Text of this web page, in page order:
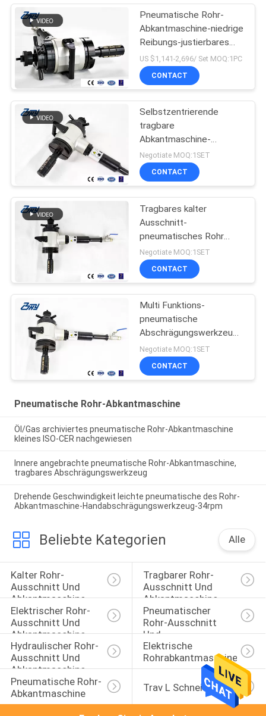
Pneumatische Rohr-
Abkantmaschine-niedrige
Reibungs-justierbares
tragendes System
US $1,141-2,696/ Set MOQ:1PC
CONTACT
Selbstzentrierende
tragbare
Abkantmaschine-
pneumatische Antriebs-
Modus-Stall-Operation
Negotiate MOQ:1SET
CONTACT
Tragbares kalter
Ausschnitt-
pneumatisches Rohr
Beveler 26 - 79mm
Verarbeitungsstrecke
Negotiate MOQ:1SET
CONTACT
Multi Funktions-
pneumatische
Abschrägungswerkzeuge
mit selbstzentrierendem
Spannsystem
Negotiate MOQ:1SET
CONTACT
Pneumatische Rohr-Abkantmaschine
Öl/Gas archiviertes pneumatische Rohr-Abkantmaschine
kleines ISO-CER nachgewiesen
Innere angebrachte pneumatische Rohr-Abkantmaschine,
tragbares Abschrägungswerkzeug
Drehende Geschwindigkeit leichte pneumatische des Rohr-
Abkantmaschine-Handabschrägungswerkzeug-34rpm
Beliebte Kategorien Alle
Kalter Rohr-
Ausschnitt Und
Abkantmaschine
Tragbarer Rohr-
Ausschnitt Und
Abkantmaschine
Elektrischer Rohr-
Ausschnitt Und
Abkantmaschine
Pneumatischer
Rohr-Ausschnitt
Und
Abkantmaschine
Hydraulischer Rohr-
Ausschnitt Und
Abkantmaschine
Elektrische
Rohrabkantmaschine
Pneumatische Rohr-
Abkantmaschine
Trav L Schneider